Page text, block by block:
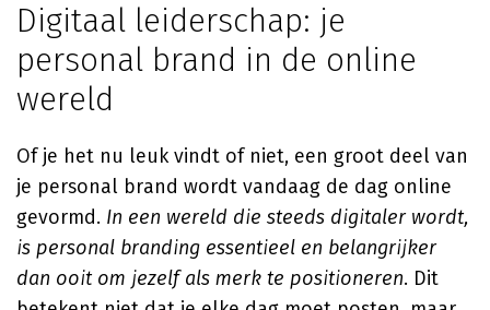
Digitaal leiderschap: je
personal brand in de online
wereld
Of je het nu leuk vindt of niet, een groot deel van
je personal brand wordt vandaag de dag online
gevormd. In een wereld die steeds digitaler wordt,
is personal branding essentieel en belangrijker
dan ooit om jezelf als merk te positioneren. Dit